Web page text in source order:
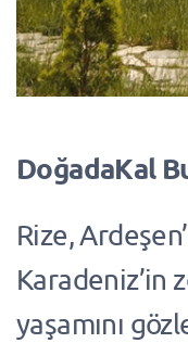
DoğadaKal
Rize,
Karadeniz’in
yaşamını